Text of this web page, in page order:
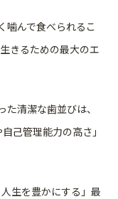
噛んで食べられるこ
きるための最大のエ
清潔な歯並びは、
己管理能力の高さ」
生を豊かにする」最